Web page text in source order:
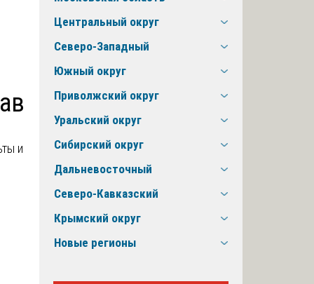
и
Центральный округ
Северо-Западный
Южный округ
Приволжский округ
Уральский округ
Сибирский округ
Дальневосточный
Северо-Кавказский
Крымский округ
Новые регионы